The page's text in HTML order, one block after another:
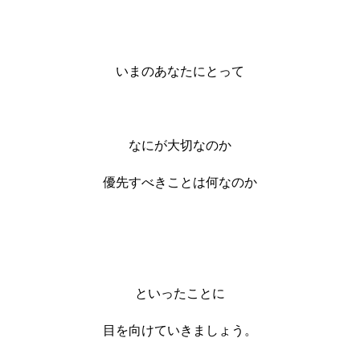
いまのあなたにとって
なにが大切なのか
優先すべきことは何なのか
といったことに
目を向けていきましょう。